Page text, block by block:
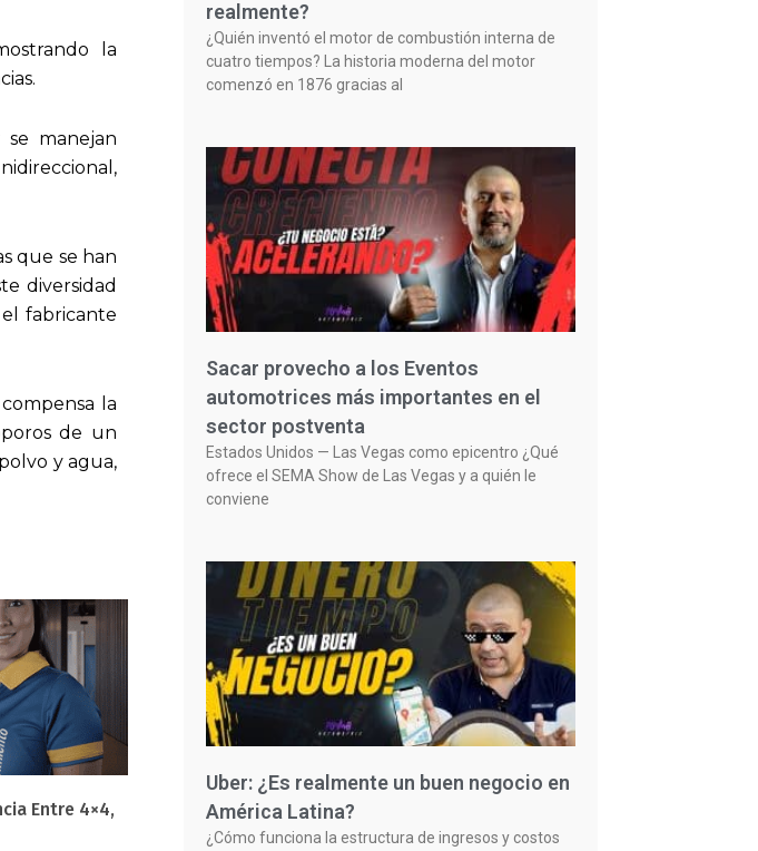
la
manejan
que se han
diversidad
fabricante
la
de un
y agua,
Entre 4×4,
realmente?
¿Quién inventó el motor de combustión interna de
cuatro tiempos? La historia moderna del motor
comenzó en 1876 gracias al
Sacar provecho a los Eventos
automotrices más importantes en el
sector postventa
Estados Unidos — Las Vegas como epicentro ¿Qué
ofrece el SEMA Show de Las Vegas y a quién le
conviene
Uber: ¿Es realmente un buen negocio en
América Latina?
¿Cómo funciona la estructura de ingresos y costos